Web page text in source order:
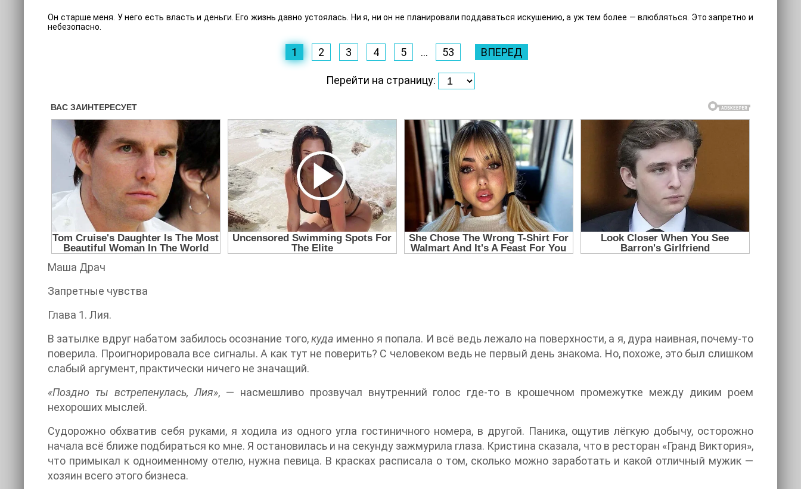
Он старше меня. У него есть власть и деньги. Его жизнь давно устоялась. Ни я, ни он не планировали поддаваться искушению, а уж тем более — влюбляться. Это запретно и
небезопасно.
1 2 3 4 5 ... 53 ВПЕРЕД
Перейти на страницу:
Маша Драч
Запретные чувства
Глава 1. Лия.
В затылке вдруг набатом забилось осознание того,куда именно я попала. И всё ведь лежало на поверхности, а я, дура наивная, почему-то
поверила. Проигнорировала все сигналы. А как тут не поверить? С человеком ведь не первый день знакома. Но, похоже, это был слишком
слабый аргумент, практически ничего не значащий.
«Поздно ты встрепенулась, Лия», — насмешливо прозвучал внутренний голос где-то в крошечном промежутке между диким роем
нехороших мыслей.
Судорожно обхватив себя руками, я ходила из одного угла гостиничного номера, в другой. Паника, ощутив лёгкую добычу, осторожно
начала всё ближе подбираться ко мне. Я остановилась и на секунду зажмурила глаза. Кристина сказала, что в ресторан «Гранд Виктория»,
что примыкал к одноименному отелю, нужна певица. В красках расписала о том, сколько можно заработать и какой отличный мужик —
хозяин всего этого бизнеса.